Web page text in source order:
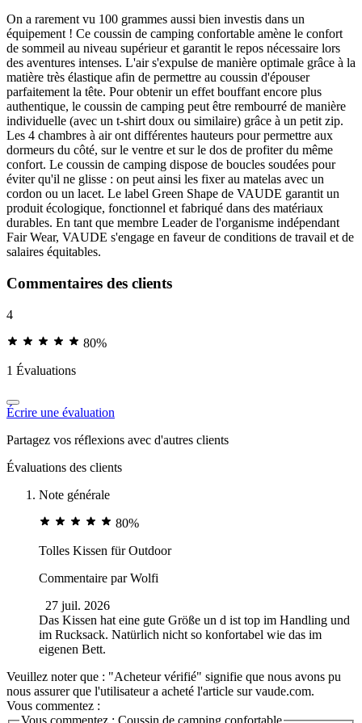
On a rarement vu 100 grammes aussi bien investis dans un
équipement ! Ce coussin de camping confortable amène le confort
de sommeil au niveau supérieur et garantit le repos nécessaire lors
des aventures intenses. L'air s'expulse de manière optimale grâce à la
matière très élastique afin de permettre au coussin d'épouser
parfaitement la tête. Pour obtenir un effet bouffant encore plus
authentique, le coussin de camping peut être rembourré de manière
individuelle (avec un t-shirt doux ou similaire) grâce à un petit zip.
Les 4 chambres à air ont différentes hauteurs pour permettre aux
dormeurs du côté, sur le ventre et sur le dos de profiter du même
confort. Le coussin de camping dispose de boucles soudées pour
éviter qu'il ne glisse : on peut ainsi les fixer au matelas avec un
cordon ou un lacet. Le label Green Shape de VAUDE garantit un
produit écologique, fonctionnel et fabriqué dans des matériaux
durables. En tant que membre Leader de l'organisme indépendant
Fair Wear, VAUDE s'engage en faveur de conditions de travail et de
salaires équitables.
Commentaires des clients
4
80%
1 Évaluations
Écrire une évaluation
Partagez vos réflexions avec d'autres clients
Évaluations des clients
Note générale
80%
Tolles Kissen für Outdoor
Commentaire parWolfi
27 juil. 2026
Das Kissen hat eine gute Größe un d ist top im Handling und
im Rucksack. Natürlich nicht so konfortabel wie das im
eigenen Bett.
Veuillez noter que : "Acheteur vérifié" signifie que nous avons pu
nous assurer que l'utilisateur a acheté l'article sur vaude.com.
Vous commentez :
Vous commentez : Coussin de camping confortable